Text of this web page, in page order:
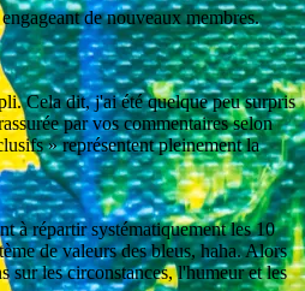
de nouveaux membres.
Cela dit, j'ai été quelque peu surpris
par vos commentaires selon
» représentent pleinement la
à répartir systématiquement les 10
de valeurs des bleus, haha. Alors
sur les circonstances, l'humeur et les